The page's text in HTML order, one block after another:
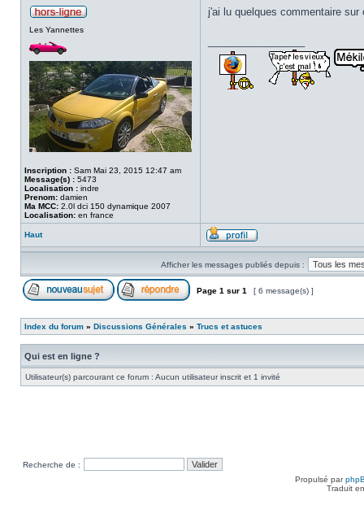
Les Yannettes
Inscription : Sam Mai 23, 2015 12:47 am
Message(s) : 5473
Localisation : indre
Prenom: damien
Ma MCC: 2.0l dci 150 dynamique 2007
Localisation: en france
j'ai lu quelques commentaire
Haut
Afficher les messages publiés depuis :
Page 1 sur 1 [ 6 message(s) ]
Index du forum » Discussions Générales » Trucs et astuces
Qui est en ligne ?
Utilisateur(s) parcourant ce forum : Aucun utilisateur inscrit et 1 invité
Recherche de :
Propulsé par
Traduit